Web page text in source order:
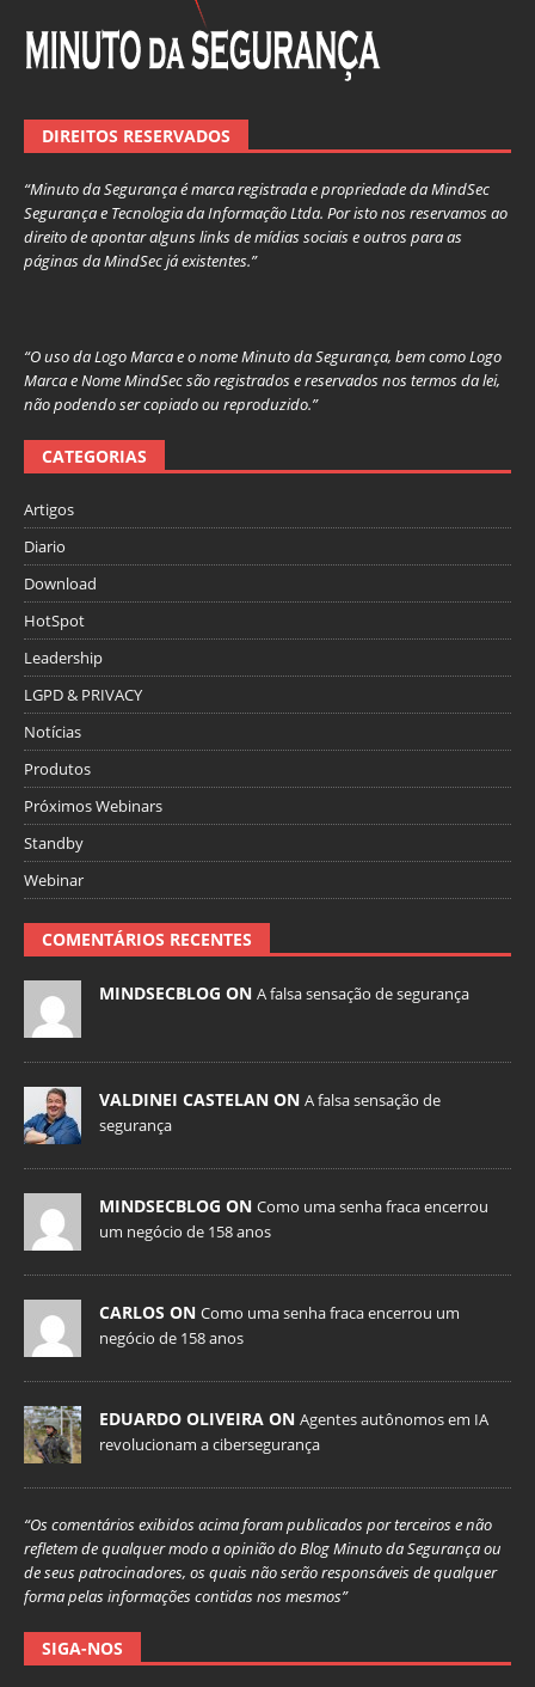
DIREITOS RESERVADOS
“Minuto da Segurança é marca registrada e propriedade da MindSec
Segurança e Tecnologia da Informação Ltda. Por isto nos reservamos ao
direito de apontar alguns links de mídias sociais e outros para as
páginas da MindSec já existentes.”
“O uso da Logo Marca e o nome Minuto da Segurança, bem como Logo
Marca e Nome MindSec são registrados e reservados nos termos da lei,
não podendo ser copiado ou reproduzido.”
CATEGORIAS
Artigos
Diario
Download
HotSpot
Leadership
LGPD & PRIVACY
Notícias
Produtos
Próximos Webinars
Standby
Webinar
COMENTÁRIOS RECENTES
MINDSECBLOG ON A falsa sensação de segurança
VALDINEI CASTELAN ON A falsa sensação de
segurança
MINDSECBLOG ON Como uma senha fraca encerrou
um negócio de 158 anos
CARLOS ON Como uma senha fraca encerrou um
negócio de 158 anos
EDUARDO OLIVEIRA ON Agentes autônomos em IA
revolucionam a cibersegurança
“Os comentários exibidos acima foram publicados por terceiros e não
refletem de qualquer modo a opinião do Blog Minuto da Segurança ou
de seus patrocinadores, os quais não serão responsáveis de qualquer
forma pelas informações contidas nos mesmos”
SIGA-NOS